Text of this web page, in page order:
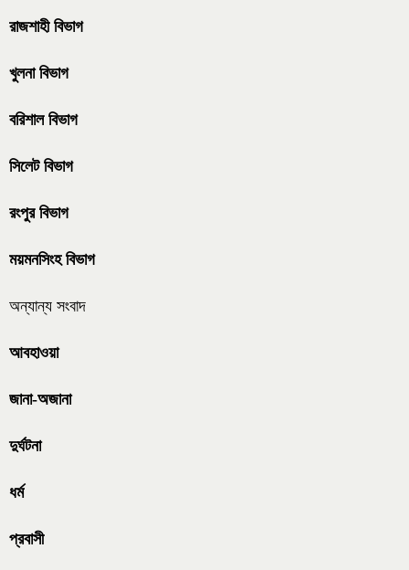
রাজশাহী বিভাগ
খুলনা বিভাগ
বরিশাল বিভাগ
সিলেট বিভাগ
রংপুর বিভাগ
ময়মনসিংহ বিভাগ
অন্যান্য সংবাদ
আবহাওয়া
জানা-অজানা
দুর্ঘটনা
ধর্ম
প্রবাসী